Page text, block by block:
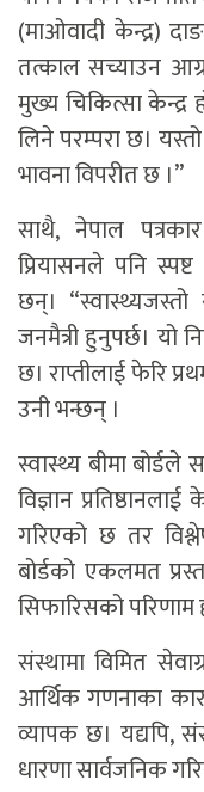
(माओवादी केन्द्र)
तत्काल सच्याउन आग्रह
मुख्य चिकित्सा केन्द्र
लिने परम्परा छ।
भावना विपरीत छ ।”
साथै, नेपाल
प्रियासनले पनि
छन्।
जनमैत्री हुनुपर्छ। यो
छ। राप्तीलाई फेरि
उनी भन्छन् ।
स्वास्थ्य बीमा बोर्डले
विज्ञान
गरिएको छ तर
बोर्डको एकलमत
सिफारिसको
संस्थामा विमित
आर्थिक गणनाका
व्यापक छ। यद्यपि,
धारणा सार्वजनिक